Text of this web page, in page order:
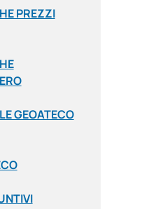
PREZZI
GEOATECO